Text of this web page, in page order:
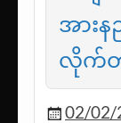
အား
လိုက်တဲ့
02/02/